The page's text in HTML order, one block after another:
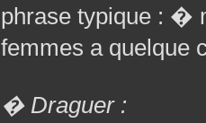
phrase typique : �
femmes a
� Draguer :